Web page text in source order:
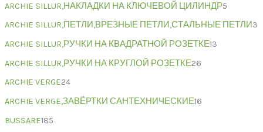
ARCHIE SILLUR,НАКЛАДКИ НА КЛЮЧЕВОЙ ЦИЛИНДР5
ARCHIE SILLUR,ПЕТЛИ,ВРЕЗНЫЕ ПЕТЛИ,СТАЛЬНЫЕ ПЕТЛИ3
ARCHIE SILLUR,РУЧКИ НА КВАДРАТНОЙ РОЗЕТКЕ13
ARCHIE SILLUR,РУЧКИ НА КРУГЛОЙ РОЗЕТКЕ26
ARCHIE VERGE24
ARCHIE VERGE,ЗАВЁРТКИ САНТЕХНИЧЕСКИЕ16
BUSSARE185